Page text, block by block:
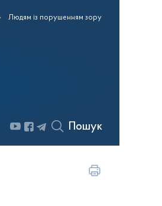
Людям із порушенням зору
Пошук